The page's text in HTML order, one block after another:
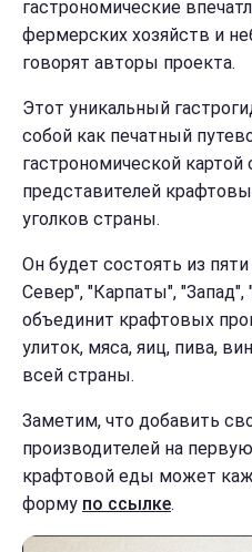
гастрономические
фермерских хозяйств и
говорят авторы проекта.
Этот уникальный
собой как печатный
гастрономической
представителей
уголков страны.
Он будет состоять из
Север", "Карпаты",
объединит крафтовых
улиток, мяса, яиц, пива,
всей страны.
Заметим, что добавить
производителей на
крафтовой еды может
форму по ссылке.